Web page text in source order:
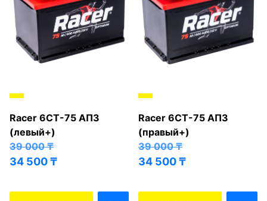
Racer 6СТ-75 АПЗ
(левый+)
39 000₸
34 500₸
Racer 6СТ-75 АПЗ
(правый+)
39 000₸
34 500₸